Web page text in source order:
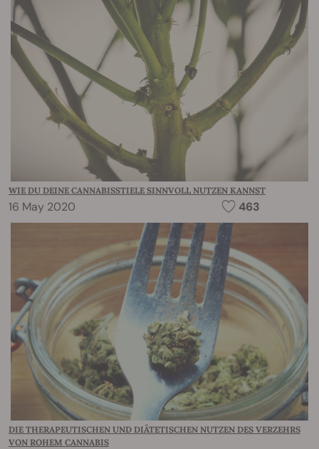
WIE DU DEINE CANNABISSTIELE SINNVOLL NUTZEN KANNST
16 May 2020 463
DIE THERAPEUTISCHEN UND DIÄTETISCHEN NUTZEN DES VERZEHRS
VON ROHEM CANNABIS